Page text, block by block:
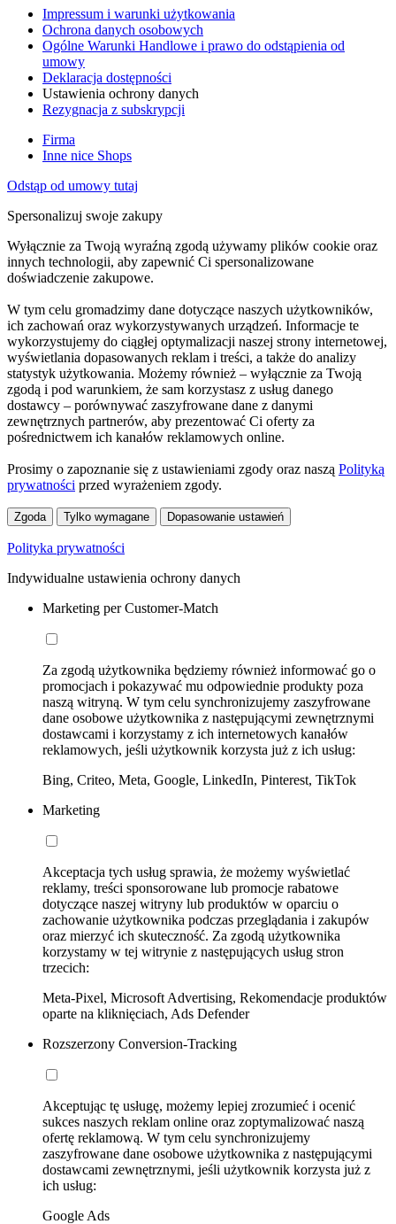
Impressum i warunki użytkowania
Ochrona danych osobowych
Ogólne Warunki Handlowe i prawo do odstąpienia od
umowy
Deklaracja dostępności
Ustawienia ochrony danych
Rezygnacja z subskrypcji
Firma
Inne nice Shops
Odstąp od umowy tutaj
Spersonalizuj swoje zakupy
Wyłącznie za Twoją wyraźną zgodą używamy plików cookie oraz
innych technologii, aby zapewnić Ci spersonalizowane
doświadczenie zakupowe.
W tym celu gromadzimy dane dotyczące naszych użytkowników,
ich zachowań oraz wykorzystywanych urządzeń. Informacje te
wykorzystujemy do ciągłej optymalizacji naszej strony internetowej,
wyświetlania dopasowanych reklam i treści, a także do analizy
statystyk użytkowania. Możemy również – wyłącznie za Twoją
zgodą i pod warunkiem, że sam korzystasz z usług danego
dostawcy – porównywać zaszyfrowane dane z danymi
zewnętrznych partnerów, aby prezentować Ci oferty za
pośrednictwem ich kanałów reklamowych online.
Prosimy o zapoznanie się z ustawieniami zgody oraz naszą Polityką
prywatności przed wyrażeniem zgody.
Zgoda Tylko wymagane Dopasowanie ustawień
Polityka prywatności
Indywidualne ustawienia ochrony danych
Marketing per Customer-Match
Za zgodą użytkownika będziemy również informować go o
promocjach i pokazywać mu odpowiednie produkty poza
naszą witryną. W tym celu synchronizujemy zaszyfrowane
dane osobowe użytkownika z następującymi zewnętrznymi
dostawcami i korzystamy z ich internetowych kanałów
reklamowych, jeśli użytkownik korzysta już z ich usług:
Bing, Criteo, Meta, Google, LinkedIn, Pinterest, TikTok
Marketing
Akceptacja tych usług sprawia, że możemy wyświetlać
reklamy, treści sponsorowane lub promocje rabatowe
dotyczące naszej witryny lub produktów w oparciu o
zachowanie użytkownika podczas przeglądania i zakupów
oraz mierzyć ich skuteczność. Za zgodą użytkownika
korzystamy w tej witrynie z następujących usług stron
trzecich:
Meta-Pixel, Microsoft Advertising, Rekomendacje produktów
oparte na kliknięciach, Ads Defender
Rozszerzony Conversion-Tracking
Akceptując tę usługę, możemy lepiej zrozumieć i ocenić
sukces naszych reklam online oraz zoptymalizować naszą
ofertę reklamową. W tym celu synchronizujemy
zaszyfrowane dane osobowe użytkownika z następującymi
dostawcami zewnętrznymi, jeśli użytkownik korzysta już z
ich usług:
Google Ads